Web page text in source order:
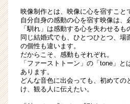
映像制作とは、映像に心を宿すこと
自分自身の感動の心を宿す映像は、
「馴れ」は感動する心を失わせるも
同じ結婚式でも、ひとつひとつ、場
の個性も違います。
だからこそ、感動もそれぞれ。
「ファーストトーン」の「tone」と
あります。
どんな音色に出会っても、初めての
け、観る人に伝えたい。